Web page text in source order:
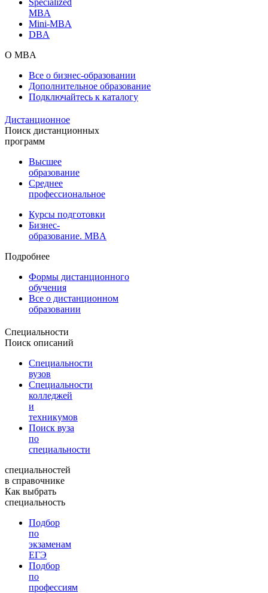
MBA
Mini-MBA
DBA
О MBA
Все о бизнес-образовании
Дополнительное образование
Подключайтесь к каталогу
Дистанционное
Поиск дистанционных
программ
Высшее
образование
Среднее
профессиональное
Курсы подготовки
Бизнес-
образование. MBA
Подробнее
Формы дистанционного
обучения
Все о дистанционном
образовании
Специальности
Поиск описаний
Специальности
вузов
Специальности
колледжей
и
техникумов
Поиск вуза
по
специальности
специальностей
в справочнике
Как выбрать
специальность
Подбор
по
экзаменам
ЕГЭ
Подбор
по
профессиям